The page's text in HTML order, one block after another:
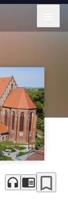
headphones chrome_reader_mode bookmark_border